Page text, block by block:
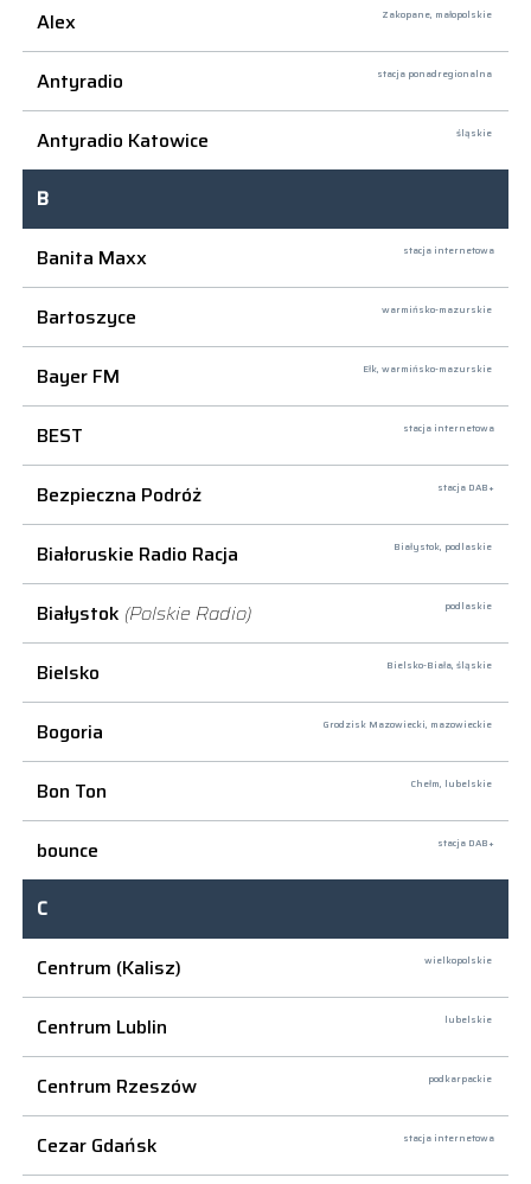
Alex Zakopane, małopolskie
Antyradio stacja ponadregionalna
Antyradio Katowice śląskie
B
Banita Maxx
stacja internetowa
Bartoszyce warmińsko-mazurskie
Bayer FM Ełk, warmińsko-mazurskie
BEST stacja internetowa
Bezpieczna Podróż stacja DAB+
Białoruskie Radio Racja Białystok, podlaskie
Białystok (Polskie Radio) podlaskie
Bielsko Bielsko-Biała, śląskie
Bogoria Grodzisk Mazowiecki, mazowieckie
Bon Ton Chełm, lubelskie
bounce stacja DAB+
C
Centrum (Kalisz)
wielkopolskie
Centrum Lublin lubelskie
Centrum Rzeszów podkarpackie
Cezar Gdańsk stacja internetowa